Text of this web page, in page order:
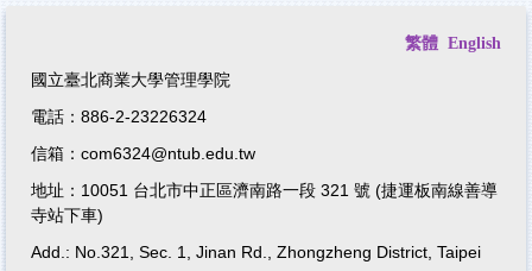
繁體 English
國立臺北商業大學管理學院
電話：886-2-23226324
信箱：com6324@ntub.edu.tw
地址：10051 台北市中正區濟南路一段 321 號 (捷運板南線善導
寺站下車)
Add.: No.321, Sec. 1, Jinan Rd., Zhongzheng District, Taipei